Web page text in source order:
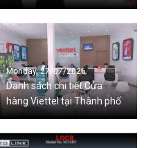
24/7
Monday, 27/07/2026
Danh sách chi tiết Cửa
hàng Viettel tại Thành phố
Hà Nội